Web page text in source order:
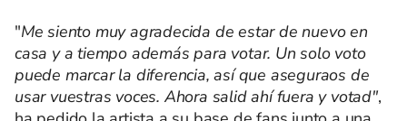
"Me siento muy agradecida de estar de nuevo en
casa y a tiempo además para votar. Un solo voto
puede marcar la diferencia, así que aseguraos de
usar vuestras voces. Ahora salid ahí fuera y votad",